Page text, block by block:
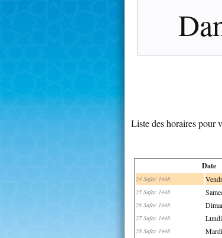
Liste des horaires pour
Date
24 Safar 1448
25 Safar 1448
26 Safar 1448
27 Safar 1448
28 Safar 1448